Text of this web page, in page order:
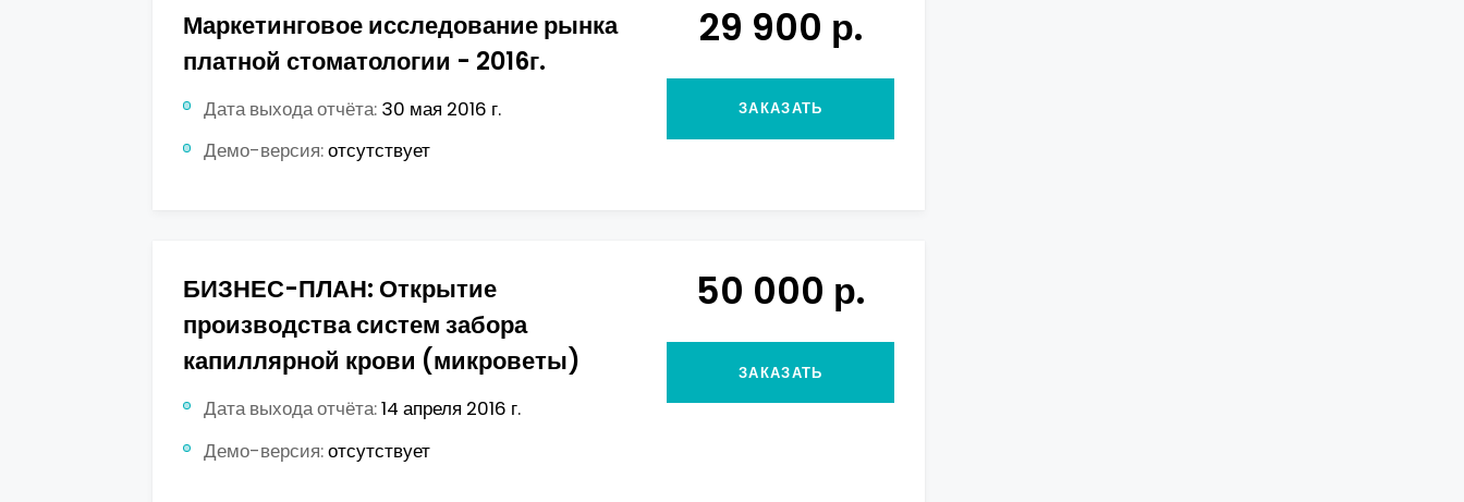
Маркетинговое исследование рынка
платной стоматологии - 2016г.
Дата выхода отчёта: 30 мая 2016 г.
Демо-версия:отсутствует
29 900 р.
ЗАКАЗАТЬ
БИЗНЕС-ПЛАН: Открытие
производства систем забора
капиллярной крови (микроветы)
Дата выхода отчёта:14 апреля 2016 г.
Демо-версия:отсутствует
50 000 р.
ЗАКАЗАТЬ